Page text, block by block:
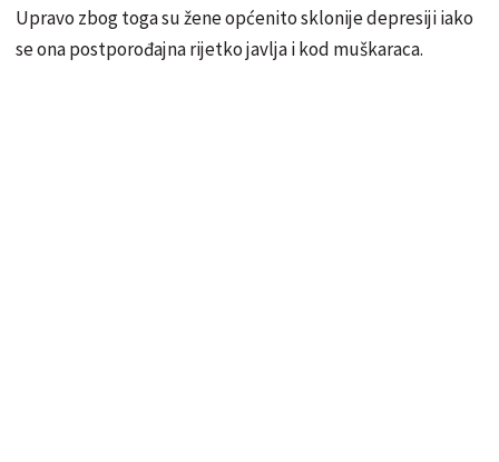
Upravo zbog toga su žene općenito sklonije depresiji iako
se ona postporođajna rijetko javlja i kod muškaraca.